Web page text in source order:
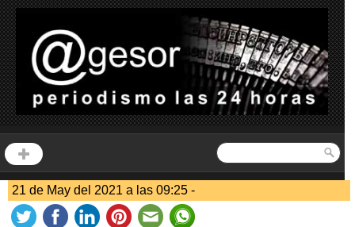
21 de May del 2021 a las 09:25 -